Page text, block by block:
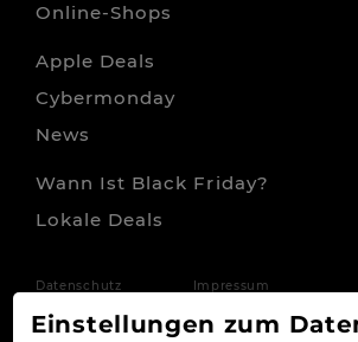
Online-Shops
Apple Deals
Cybermonday
News
Wann Ist Black Friday?
Lokale Deals
Datenschutz Impressum
Einstellungen zum